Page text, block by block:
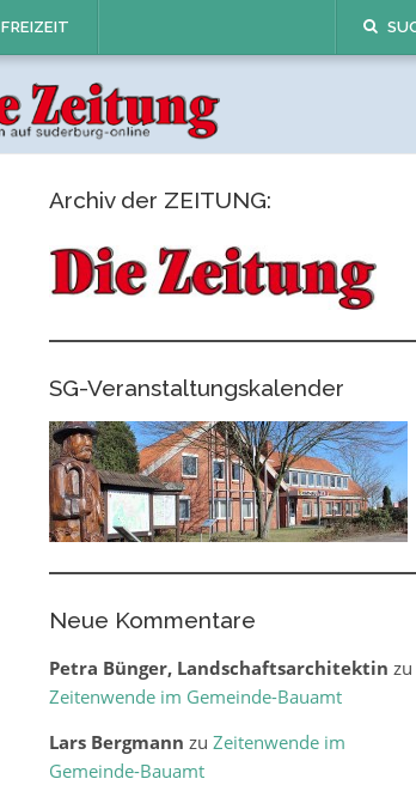
FREIZEIT
Archiv der ZEITUNG:
SG-Veranstaltungskalender
Neue Kommentare
Petra Bünger, Landschaftsarchitektin zu
Zeitenwende im Gemeinde-Bauamt
Lars Bergmann zu Zeitenwende im
Gemeinde-Bauamt